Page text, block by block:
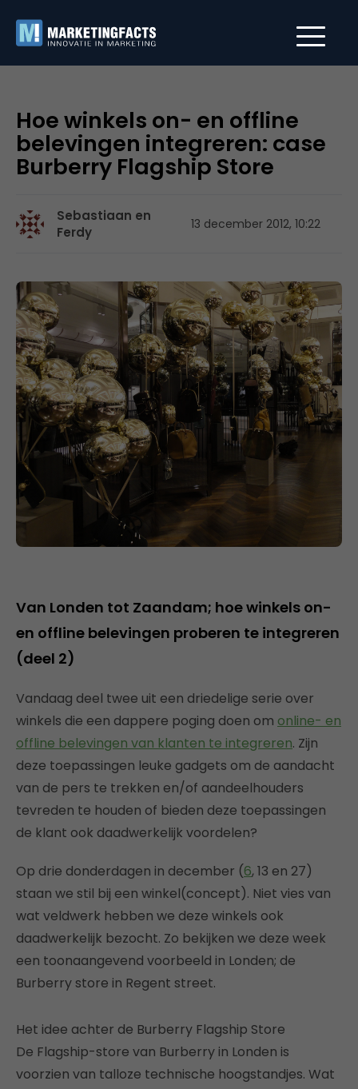
Hoe winkels on- en offline
belevingen integreren: case
Burberry Flagship Store
Sebastiaan en
Ferdy
13 december 2012, 10:22
Van Londen tot Zaandam; hoe winkels on-
en offline belevingen proberen te integreren
(deel 2)
Vandaag deel twee uit een driedelige serie over
winkels die een dappere poging doen om online- en
offline belevingen van klanten te integreren. Zijn
deze toepassingen leuke gadgets om de aandacht
van de pers te trekken en/of aandeelhouders
tevreden te houden of bieden deze toepassingen
de klant ook daadwerkelijk voordelen?
Op drie donderdagen in december (6, 13 en 27)
staan we stil bij een winkel(concept). Niet vies van
wat veldwerk hebben we deze winkels ook
daadwerkelijk bezocht. Zo bekijken we deze week
een toonaangevend voorbeeld in Londen; de
Burberry store in Regent street.
Het idee achter de Burberry Flagship Store
De Flagship-store van Burberry in Londen is
voorzien van talloze technische hoogstandjes. Wat